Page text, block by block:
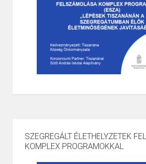
SZEGREGÁLT ÉLETHELYZETEK
KOMPLEX PROGRAMOKKAL